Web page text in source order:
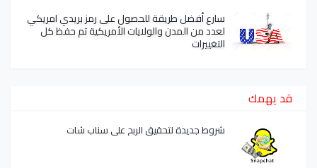
سارع أفضل طريقة للحصول على رمز بريدي امريكي
لعدد من المدن والولايات الأمريكية تم حفظ كل
التغييرات
قد يهمك
شروط جديدة لتحقيق الربح على سناب شات